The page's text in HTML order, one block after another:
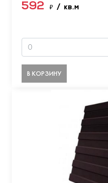
592 ₽ / кв.м
В КОРЗИНУ